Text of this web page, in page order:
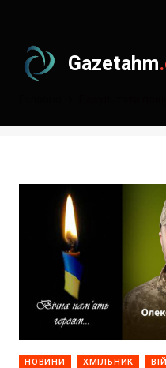
Gazetahm
Результати
НОВИНИ ХМІЛЬНИК